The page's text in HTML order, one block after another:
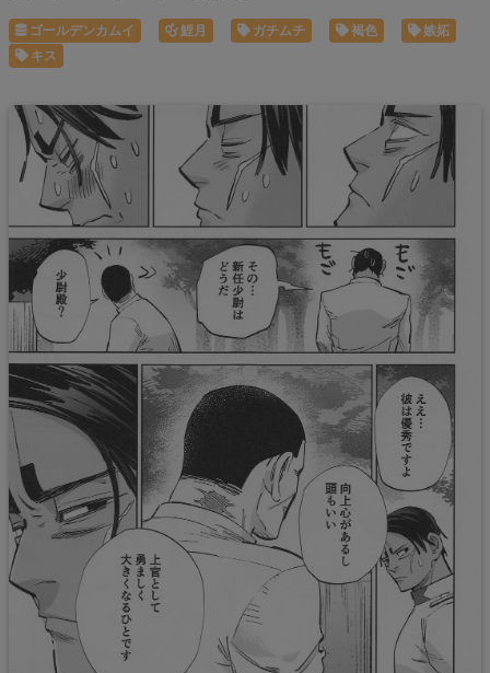
ゴールデンカムイ 鯉月 ガチムチ 褐色
嫉妬
キス